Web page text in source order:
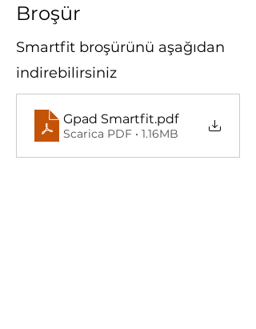
Broşür
Smartfit broşürünü aşağıdan
indirebilirsiniz
Gpad Smartfit.pdf
Scarica PDF • 1.16MB